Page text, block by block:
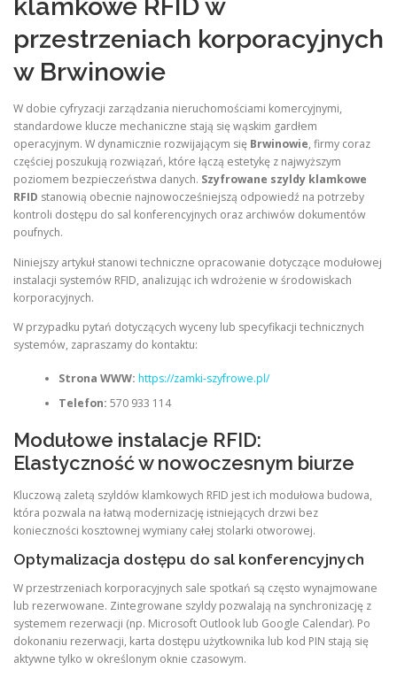
klamkowe RFID w
przestrzeniach korporacyjnych
w Brwinowie
W dobie cyfryzacji zarządzania nieruchomościami komercyjnymi,
standardowe klucze mechaniczne stają się wąskim gardłem
operacyjnym. W dynamicznie rozwijającym się Brwinowie, firmy coraz
częściej poszukują rozwiązań, które łączą estetykę z najwyższym
poziomem bezpieczeństwa danych. Szyfrowane szyldy klamkowe
RFID stanowią obecnie najnowocześniejszą odpowiedź na potrzeby
kontroli dostępu do sal konferencyjnych oraz archiwów dokumentów
poufnych.
Niniejszy artykuł stanowi techniczne opracowanie dotyczące modułowej
instalacji systemów RFID, analizując ich wdrożenie w środowiskach
korporacyjnych.
W przypadku pytań dotyczących wyceny lub specyfikacji technicznych
systemów, zapraszamy do kontaktu:
Strona WWW: https://zamki-szyfrowe.pl/
Telefon: 570 933 114
Modułowe instalacje RFID:
Elastyczność w nowoczesnym biurze
Kluczową zaletą szyldów klamkowych RFID jest ich modułowa budowa,
która pozwala na łatwą modernizację istniejących drzwi bez
konieczności kosztownej wymiany całej stolarki otworowej.
Optymalizacja dostępu do sal konferencyjnych
W przestrzeniach korporacyjnych sale spotkań są często wynajmowane
lub rezerwowane. Zintegrowane szyldy pozwalają na synchronizację z
systemem rezerwacji (np. Microsoft Outlook lub Google Calendar). Po
dokonaniu rezerwacji, karta dostępu użytkownika lub kod PIN stają się
aktywne tylko w określonym oknie czasowym.